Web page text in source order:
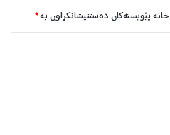
خانە پێویستەکان دەستنیشانکراون بە*